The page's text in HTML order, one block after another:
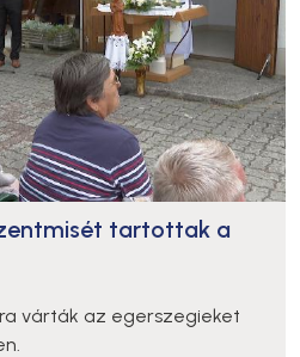
tartottak a
várták az egerszegieket